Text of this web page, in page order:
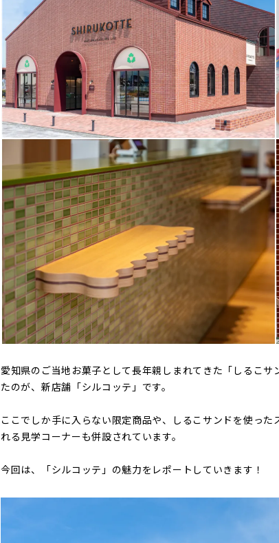
愛知県のご当地お菓子として長年親しまれてきた「しるこ
たのが、新店舗「シルコッテ」です。
ここでしか手に入らない限定商品や、しるこサンドを使っ
れる見学コーナーも併設されています。
今回は、「シルコッテ」の魅力をレポートしていきます！